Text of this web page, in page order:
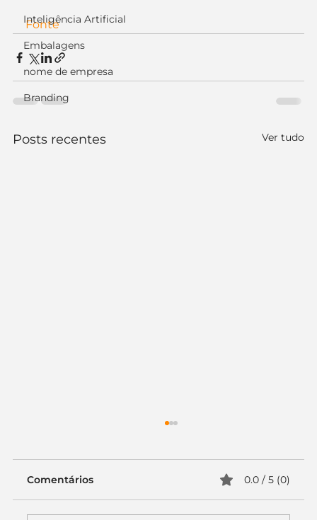
Inteligência Artificial
Embalagens
nome de empresa
Branding
Fonte
Posts recentes Ver tudo
Comentários 0.0 / 5 (0)